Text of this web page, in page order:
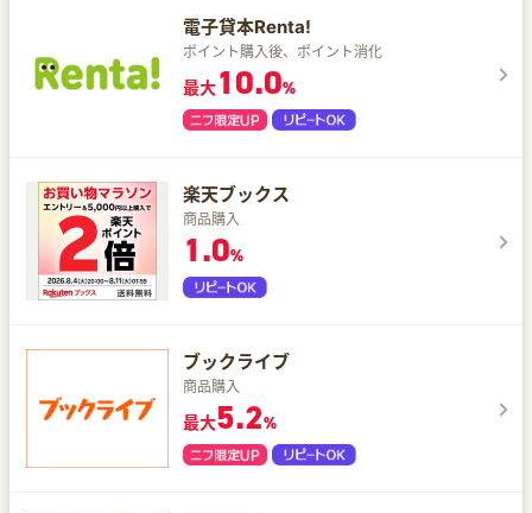
電子貸本Renta!
ポイント購入後、ポイント消化
最大10.0%
楽天ブックス
商品購入
1.0%
ブックライブ
商品購入
最大5.2%